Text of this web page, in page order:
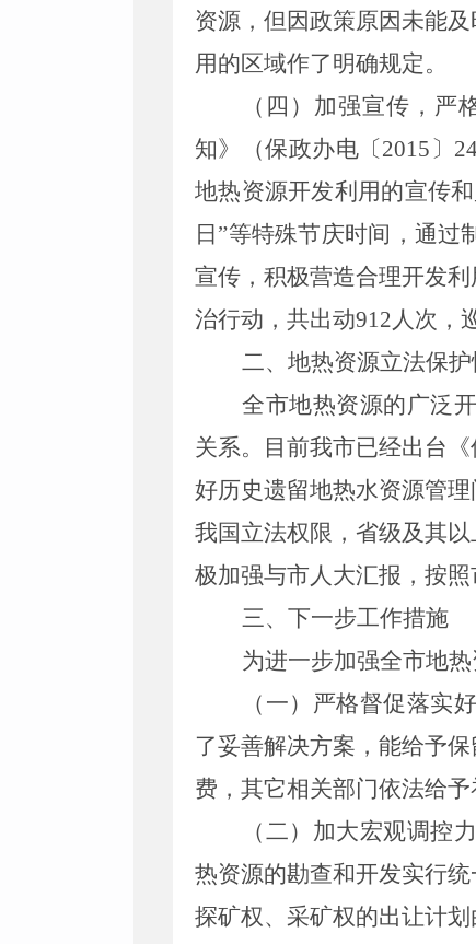
资源，但因政策原因未能
用的区域作了明确规定。
（四）加强宣传，严
知》（保政办电〔2015 〕
地热资源开发利用的宣传
日”等特殊节庆时间，通
宣传，积极营造合理开发
治行动，共出动912 人次，
二、地热资源立法保
全市地热资源的广泛
关系。目前我市已经出台
好历史遗留地热水资源管
我国立法权限，省级及其
极加强与市人大汇报，按
三、下一步工作措施
为进一步加强全市地
（一）严格督促落实
了妥善解决方案，能给予
费，其它相关部门依法给
（二）加大宏观调控
热资源的勘查和开发实行
探矿权、采矿权的出让计